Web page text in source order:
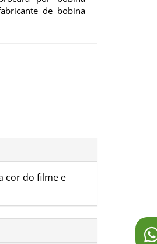
de bobina
cor do filme e